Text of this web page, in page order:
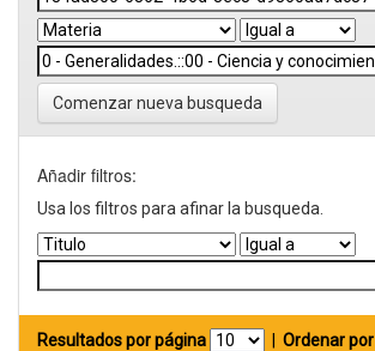
Comenzar nueva busqueda
Añadir filtros:
Usa los filtros para afinar la busqueda.
Resultados por página
Ordenar por